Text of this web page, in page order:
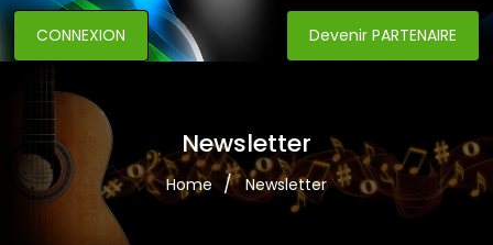
CONNEXION Devenir PARTENAIRE
Newsletter
Home Newsletter